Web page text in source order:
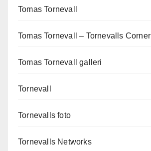
Tomas Tornevall
Tomas Tornevall – Tornevalls Corner
Tomas Tornevall galleri
Tornevall
Tornevalls foto
Tornevalls Networks